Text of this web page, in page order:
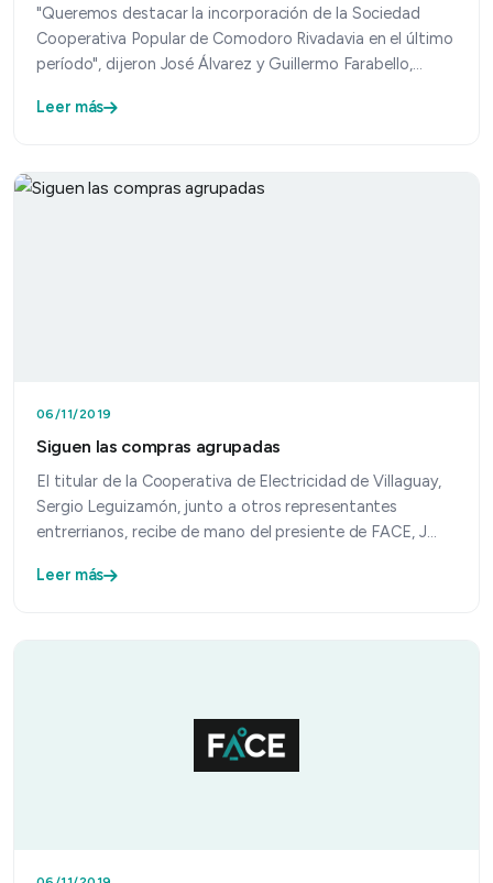
"Queremos destacar la incorporación de la Sociedad
Cooperativa Popular de Comodoro Rivadavia en el último
período", dijeron José Álvarez y Guillermo Farabello,…
Leer más
06/11/2019
Siguen las compras agrupadas
El titular de la Cooperativa de Electricidad de Villaguay,
Sergio Leguizamón, junto a otros representantes
entrerrianos, recibe de mano del presiente de FACE, J…
Leer más